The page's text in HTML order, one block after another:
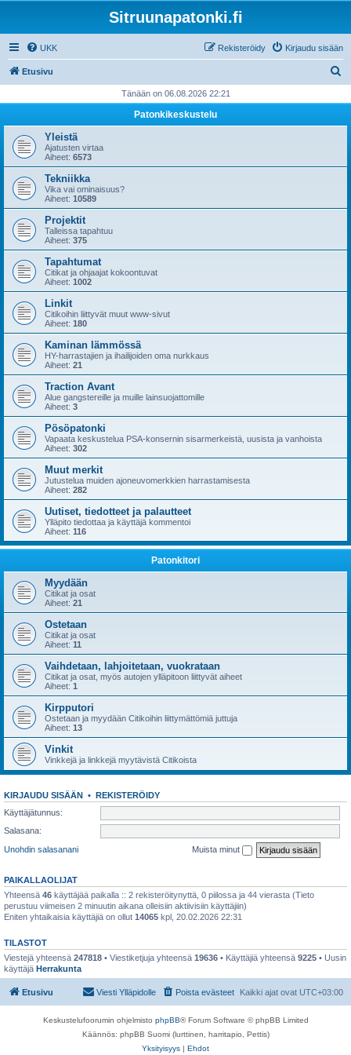
Sitruunapatonki.fi
UKK Kirjaudu sisään
Rekisteröidy
Etusivu
i
Tänään on 06.08.2026 22:21
Patonkikeskustelu
Yleistä
Ajatusten virtaa
Aiheet: 6573
Tekniikka
Vika vai ominaisuus?
Aiheet: 10589
Projektit
Talleissa tapahtuu
Aiheet: 375
Tapahtumat
Citikat ja ohjaajat kokoontuvat
Aiheet: 1002
Linkit
Citikoihin liittyvät muut www-sivut
Aiheet: 180
Kaminan lämmössä
HY-harrastajien ja ihailijoiden oma nurkkaus
Aiheet: 21
Traction Avant
Alue gangstereille ja muille lainsuojattomille
Aiheet: 3
Pösöpatonki
Vapaata keskustelua PSA-konsernin sisarmerkeistä, uusista ja vanhoista
Aiheet: 302
Muut merkit
Jutustelua muiden ajoneuvomerkkien harrastamisesta
Aiheet: 282
Uutiset, tiedotteet ja palautteet
Ylläpito tiedottaa ja käyttäjä kommentoi
Aiheet: 116
Patonkitori
Myydään
Citikat ja osat
Aiheet: 21
Ostetaan
Citikat ja osat
Aiheet: 11
Vaihdetaan, lahjoitetaan, vuokrataan
Citikat ja osat, myös autojen ylläpitoon liittyvät aiheet
Aiheet: 1
Kirpputori
Ostetaan ja myydään Citikoihin liittymättömiä juttuja
Aiheet: 13
Vinkit
Vinkkejä ja linkkejä myytävistä Citikoista
KIRJAUDU SISÄÄN • REKISTERÖIDY
Käyttäjätunnus:
Salasana:
Unohdin salasanani
Muista minut
PAIKALLAOLIJAT
Yhteensä 46 käyttäjää paikalla :: 2 rekisteröitynyttä, 0 piilossa ja 44 vierasta (Tieto
perustuu viimeisen 2 minuutin aikana olleisiin aktiivisiin käyttäjiin)
Eniten yhtaikaisia käyttäjiä on ollut 14065 kpl, 20.02.2026 22:31
TILASTOT
Viestejä yhteensä 247818 • Viestiketjuja yhteensä 19636 • Käyttäjiä yhteensä 9225 • Uusin
käyttäjä Herrakunta
Etusivu Kaikki ajat ovat UTC+03:00
Poista evästeet
Viesti Ylläpidolle
Keskustelufoorumin ohjelmisto phpBB® Forum Software © phpBB Limited
Käännös: phpBB Suomi (lurttinen, harritapio, Pettis)
Yksityisyys | Ehdot